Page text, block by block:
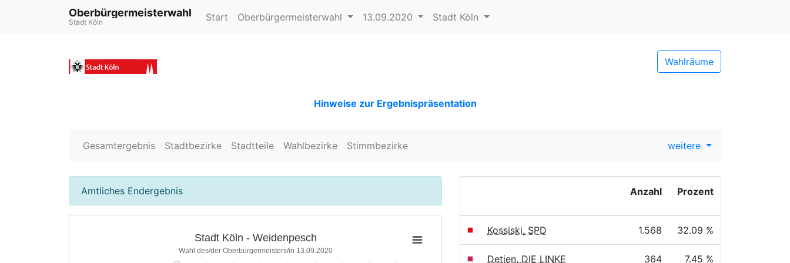
Oberbürgermeisterwahl
Stadt Köln Start Oberbürgermeisterwahl 13.09.2020 Stadt Köln
Wahlräume
Hinweise zur Ergebnispräsentation
Gesamtergebnis Stadtbezirke Stadtteile Wahlbezirke Stimmbezirke weitere
Amtliches Endergebnis
Stadt Köln - Weidenpesch
Wahl des/der Oberbürgermeisters/in 13.09.2020
Anzahl Prozent
Kossiski, SPD 1.568 32.09 %
Detjen, DIE LINKE 364 7.45 %